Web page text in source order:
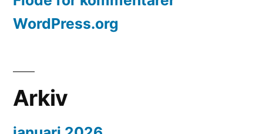
WordPress.org
Arkiv